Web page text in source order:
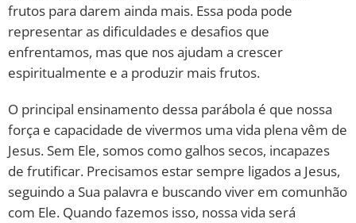
frutos para darem ainda mais. Essa poda pode
representar as dificuldades e desafios que
enfrentamos, mas que nos ajudam a crescer
espiritualmente e a produzir mais frutos.
O principal ensinamento dessa parábola é que nossa
força e capacidade de vivermos uma vida plena vêm de
Jesus. Sem Ele, somos como galhos secos, incapazes
de frutificar. Precisamos estar sempre ligados a Jesus,
seguindo a Sua palavra e buscando viver em comunhão
com Ele. Quando fazemos isso, nossa vida será